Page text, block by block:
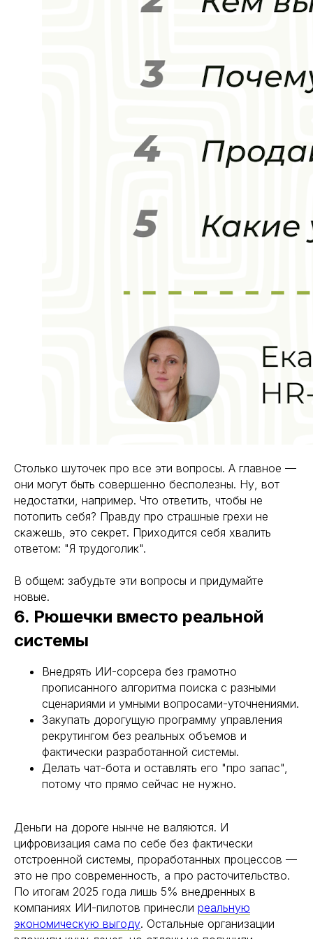
Столько шуточек про все эти вопросы. А главное —
они могут быть совершенно бесполезны. Ну, вот
недостатки, например. Что ответить, чтобы не
потопить себя? Правду про страшные грехи не
скажешь, это секрет. Приходится себя хвалить
ответом: "Я трудоголик".
В общем: забудьте эти вопросы и придумайте
новые.
6. Рюшечки вместо реальной
системы
Внедрять ИИ-сорсера без грамотно
прописанного алгоритма поиска с разными
сценариями и умными вопросами-уточнениями.
Закупать дорогущую программу управления
рекрутингом без реальных объемов и
фактически разработанной системы.
Делать чат-бота и оставлять его "про запас",
потому что прямо сейчас не нужно.
Деньги на дороге нынче не валяются. И
цифровизация сама по себе без фактически
отстроенной системы, проработанных процессов —
это не про современность, а про расточительство.
По итогам 2025 года лишь 5% внедренных в
компаниях ИИ-пилотов принесли реальную
экономическую выгоду. Остальные организации
Хотите решить похожую
задачу в вашей
компании?
Оставьте заявку, подберем лучшее
Мы пишем о главном.
Подпишитесь и держите руку
Подписаться
8 (901) 132-92-58Для соискателей
8 (499) 647-45-16Узнать цену
1-й Кожевнический переулок, дом 6, строение
1, этаж 1, офис 37Г
sale@sequoia-service.ru
О нас
Аутсорсинг
Специализации
Цены
Скачать презентацию